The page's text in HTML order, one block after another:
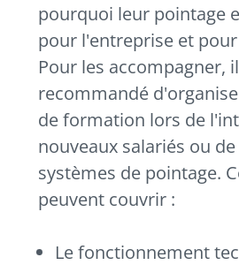
pourquoi leur pointage
pour l'entreprise et
Pour les accompagner,
recommandé
de formation lors de
nouveaux salariés ou
systèmes de pointage.
peuvent couvrir :
Le fonctionnement